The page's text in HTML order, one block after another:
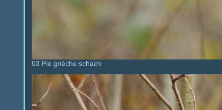
03 Pie grièche schach